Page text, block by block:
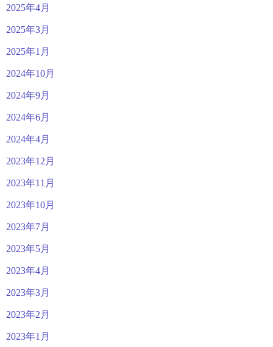
2025年4月
2025年3月
2025年1月
2024年10月
2024年9月
2024年6月
2024年4月
2023年12月
2023年11月
2023年10月
2023年7月
2023年5月
2023年4月
2023年3月
2023年2月
2023年1月